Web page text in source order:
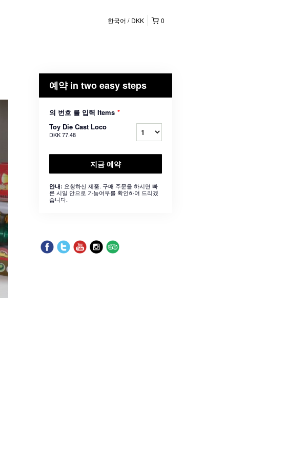
0
한국어 DKK
예약 in two easy steps
의 번호 를 입력 Items *
Toy Die Cast Loco
DKK 77.48
지금 예약
안내: 요청하신 제품. 구매 주문을 하시면 빠
른 시일 안으로 가능여부를 확인하여 드리겠
습니다.